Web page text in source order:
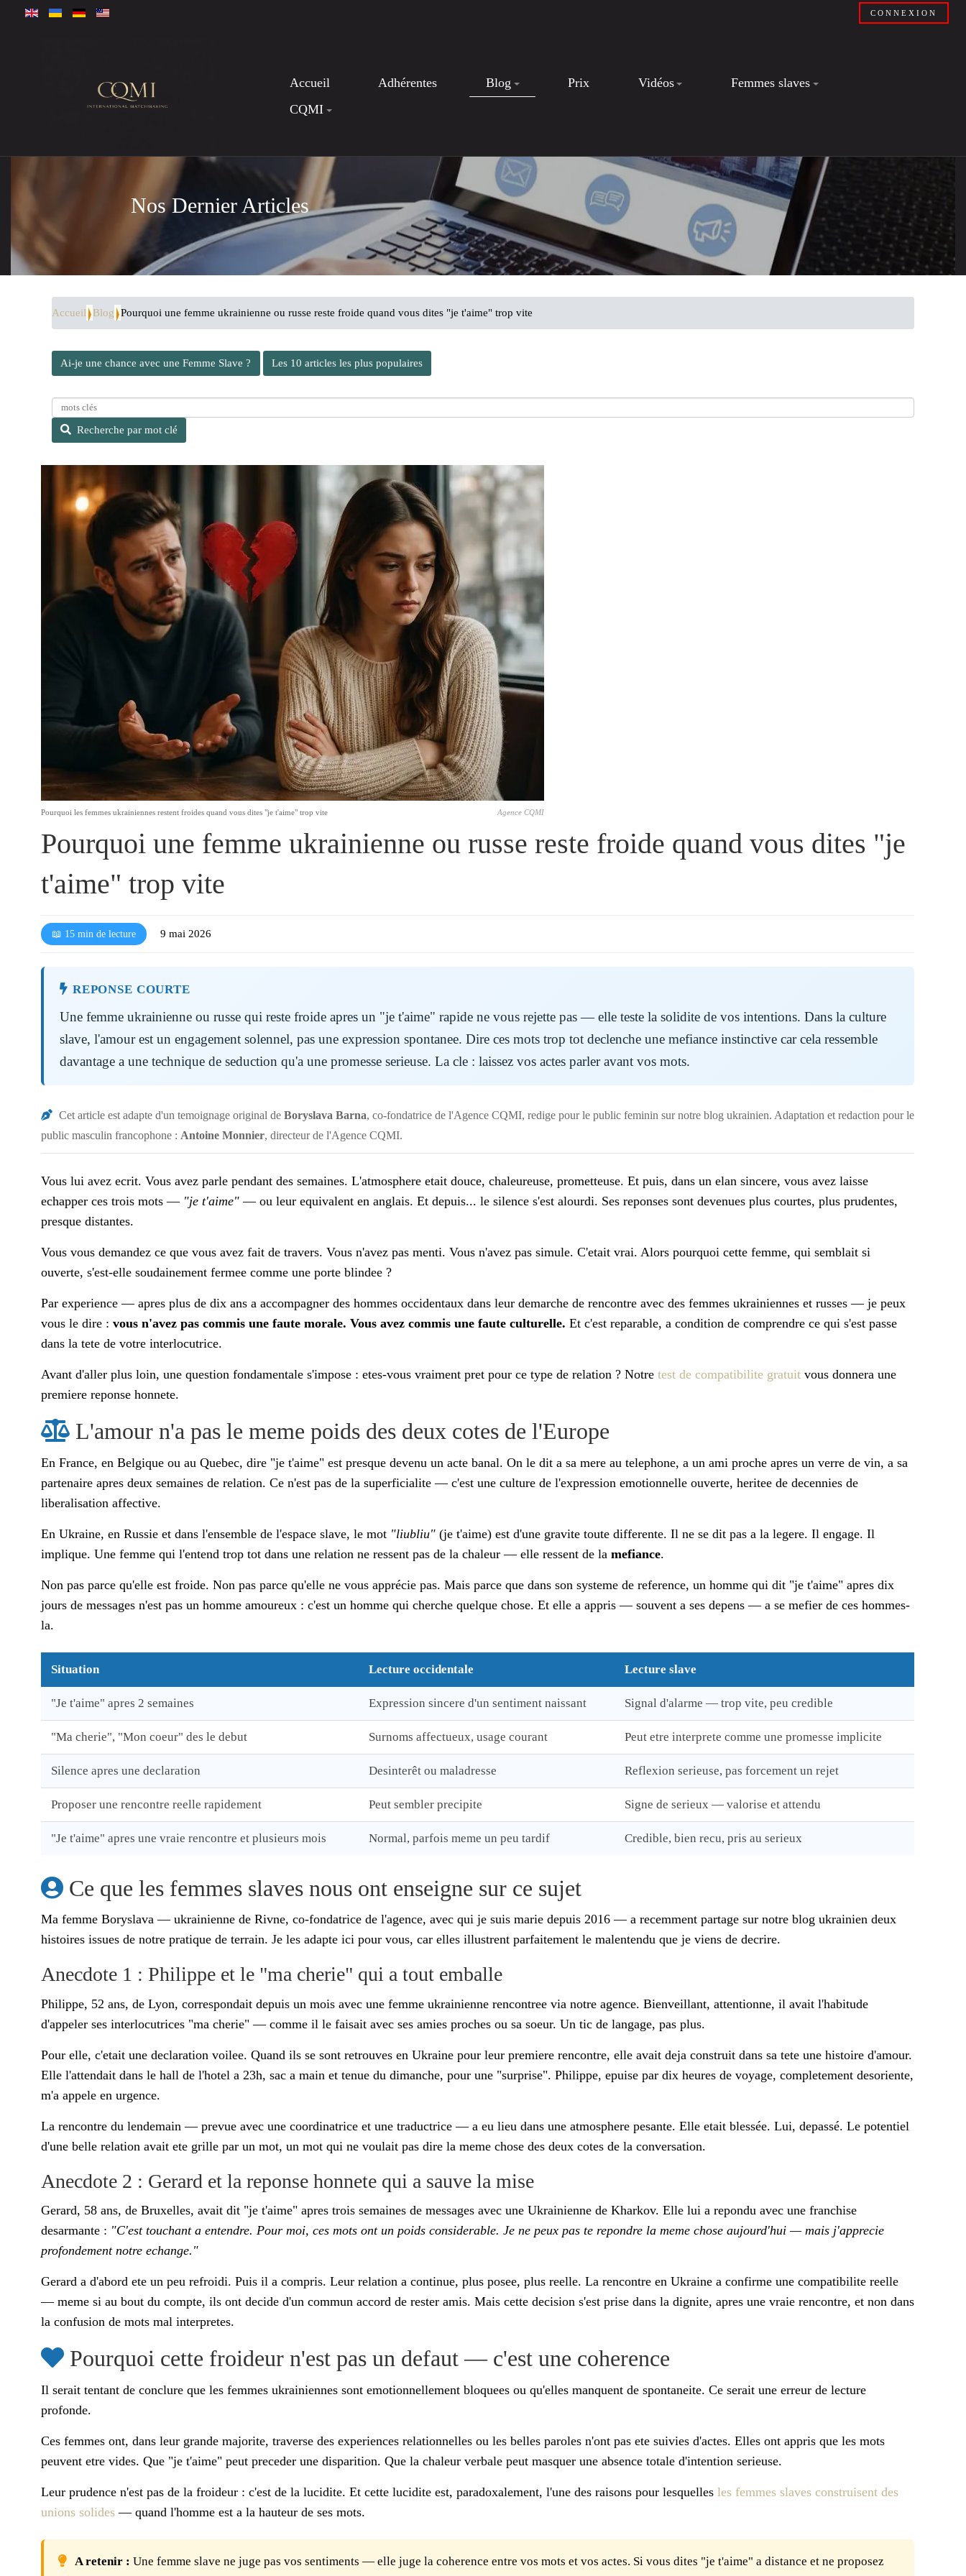
CONNEXION
Accueil Adhérentes Blog Prix Vidéos
Femmes slaves
CQMI
Nos Dernier Articles
Accueil Blog Pourquoi une femme ukrainienne ou russe reste froide quand vous dites "je t'aime" trop vite
Ai-je une chance avec une Femme Slave ? Les 10 articles les plus populaires
e
e
Recherche par mot clé
Pourquoi les femmes ukrainiennes restent froides quand vous dites "je t'aime" trop vite Agence CQMI
Pourquoi une femme ukrainienne ou russe reste froide quand vous dites "je
t'aime" trop vite
📖 15 min de lecture 9 mai 2026
REPONSE COURTE
Une femme ukrainienne ou russe qui reste froide apres un "je t'aime" rapide ne vous rejette pas — elle teste la solidite de vos intentions. Dans la culture
slave, l'amour est un engagement solennel, pas une expression spontanee. Dire ces mots trop tot declenche une mefiance instinctive car cela ressemble
davantage a une technique de seduction qu'a une promesse serieuse. La cle : laissez vos actes parler avant vos mots.
Cet article est adapte d'un temoignage original de Boryslava Barna, co-fondatrice de l'Agence CQMI, redige pour le public feminin sur notre blog ukrainien. Adaptation et redaction pour le
public masculin francophone : Antoine Monnier, directeur de l'Agence CQMI.
Vous lui avez ecrit. Vous avez parle pendant des semaines. L'atmosphere etait douce, chaleureuse, prometteuse. Et puis, dans un elan sincere, vous avez laisse
echapper ces trois mots — "je t'aime" — ou leur equivalent en anglais. Et depuis... le silence s'est alourdi. Ses reponses sont devenues plus courtes, plus prudentes,
presque distantes.
Vous vous demandez ce que vous avez fait de travers. Vous n'avez pas menti. Vous n'avez pas simule. C'etait vrai. Alors pourquoi cette femme, qui semblait si
ouverte, s'est-elle soudainement fermee comme une porte blindee ?
Par experience — apres plus de dix ans a accompagner des hommes occidentaux dans leur demarche de rencontre avec des femmes ukrainiennes et russes — je peux
vous le dire : vous n'avez pas commis une faute morale. Vous avez commis une faute culturelle. Et c'est reparable, a condition de comprendre ce qui s'est passe
dans la tete de votre interlocutrice.
Avant d'aller plus loin, une question fondamentale s'impose : etes-vous vraiment pret pour ce type de relation ? Notre test de compatibilite gratuit vous donnera une
premiere reponse honnete.
L'amour n'a pas le meme poids des deux cotes de l'Europe
En France, en Belgique ou au Quebec, dire "je t'aime" est presque devenu un acte banal. On le dit a sa mere au telephone, a un ami proche apres un verre de vin, a sa
partenaire apres deux semaines de relation. Ce n'est pas de la superficialite — c'est une culture de l'expression emotionnelle ouverte, heritee de decennies de
liberalisation affective.
En Ukraine, en Russie et dans l'ensemble de l'espace slave, le mot "liubliu" (je t'aime) est d'une gravite toute differente. Il ne se dit pas a la legere. Il engage. Il
implique. Une femme qui l'entend trop tot dans une relation ne ressent pas de la chaleur — elle ressent de la mefiance.
Non pas parce qu'elle est froide. Non pas parce qu'elle ne vous apprécie pas. Mais parce que dans son systeme de reference, un homme qui dit "je t'aime" apres dix
jours de messages n'est pas un homme amoureux : c'est un homme qui cherche quelque chose. Et elle a appris — souvent a ses depens — a se mefier de ces hommes-
la.
Situation Lecture occidentale Lecture slave
"Je t'aime" apres 2 semaines Expression sincere d'un sentiment naissant Signal d'alarme — trop vite, peu credible
"Ma cherie", "Mon coeur" des le debut Surnoms affectueux, usage courant Peut etre interprete comme une promesse implicite
Silence apres une declaration Desinterêt ou maladresse Reflexion serieuse, pas forcement un rejet
Proposer une rencontre reelle rapidement Peut sembler precipite Signe de serieux — valorise et attendu
"Je t'aime" apres une vraie rencontre et plusieurs mois Normal, parfois meme un peu tardif Credible, bien recu, pris au serieux
Ce que les femmes slaves nous ont enseigne sur ce sujet
Ma femme Boryslava — ukrainienne de Rivne, co-fondatrice de l'agence, avec qui je suis marie depuis 2016 — a recemment partage sur notre blog ukrainien deux
histoires issues de notre pratique de terrain. Je les adapte ici pour vous, car elles illustrent parfaitement le malentendu que je viens de decrire.
Anecdote 1 : Philippe et le "ma cherie" qui a tout emballe
Philippe, 52 ans, de Lyon, correspondait depuis un mois avec une femme ukrainienne rencontree via notre agence. Bienveillant, attentionne, il avait l'habitude
d'appeler ses interlocutrices "ma cherie" — comme il le faisait avec ses amies proches ou sa soeur. Un tic de langage, pas plus.
Pour elle, c'etait une declaration voilee. Quand ils se sont retrouves en Ukraine pour leur premiere rencontre, elle avait deja construit dans sa tete une histoire d'amour.
Elle l'attendait dans le hall de l'hotel a 23h, sac a main et tenue du dimanche, pour une "surprise". Philippe, epuise par dix heures de voyage, completement desoriente,
m'a appele en urgence.
La rencontre du lendemain — prevue avec une coordinatrice et une traductrice — a eu lieu dans une atmosphere pesante. Elle etait blessée. Lui, depassé. Le potentiel
d'une belle relation avait ete grille par un mot, un mot qui ne voulait pas dire la meme chose des deux cotes de la conversation.
Anecdote 2 : Gerard et la reponse honnete qui a sauve la mise
Gerard, 58 ans, de Bruxelles, avait dit "je t'aime" apres trois semaines de messages avec une Ukrainienne de Kharkov. Elle lui a repondu avec une franchise
desarmante : "C'est touchant a entendre. Pour moi, ces mots ont un poids considerable. Je ne peux pas te repondre la meme chose aujourd'hui — mais j'apprecie
profondement notre echange."
Gerard a d'abord ete un peu refroidi. Puis il a compris. Leur relation a continue, plus posee, plus reelle. La rencontre en Ukraine a confirme une compatibilite reelle
— meme si au bout du compte, ils ont decide d'un commun accord de rester amis. Mais cette decision s'est prise dans la dignite, apres une vraie rencontre, et non dans
la confusion de mots mal interpretes.
Pourquoi cette froideur n'est pas un defaut — c'est une coherence
Il serait tentant de conclure que les femmes ukrainiennes sont emotionnellement bloquees ou qu'elles manquent de spontaneite. Ce serait une erreur de lecture
profonde.
Ces femmes ont, dans leur grande majorite, traverse des experiences relationnelles ou les belles paroles n'ont pas ete suivies d'actes. Elles ont appris que les mots
peuvent etre vides. Que "je t'aime" peut preceder une disparition. Que la chaleur verbale peut masquer une absence totale d'intention serieuse.
Leur prudence n'est pas de la froideur : c'est de la lucidite. Et cette lucidite est, paradoxalement, l'une des raisons pour lesquelles les femmes slaves construisent des
unions solides — quand l'homme est a la hauteur de ses mots.
A retenir : Une femme slave ne juge pas vos sentiments — elle juge la coherence entre vos mots et vos actes. Si vous dites "je t'aime" a distance et ne proposez